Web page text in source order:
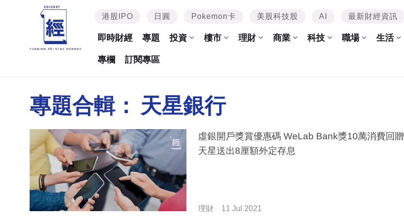
港股IPO 日圓 Pokemon卡 美股科技股 AI 最新財經資訊
即時財經 專題 投資 樓市 理財 商業 科技 職場 生活
專欄 訂閱專區
專題合輯： 天星銀行
虛銀開戶獎賞優惠碼 WeLab Bank獎10萬消費回贈
天星送出8厘額外定存息
理財 11 Jul 2021